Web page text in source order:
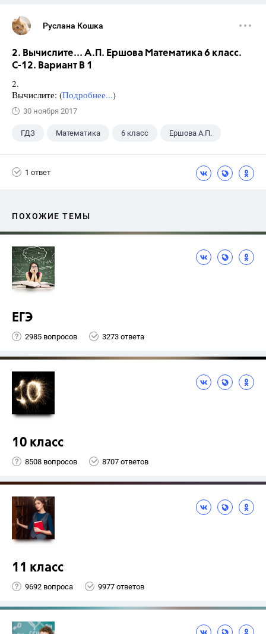
Руслана Кошка
2. Вычислите... А.П. Ершова Математика 6 класс.
С-12. Вариант В 1
2.
Вычислите: (Подробнее...)
30 ноября 2017
ГДЗ Математика 6 класс Ершова А.П.
1 ответ
ПОХОЖИЕ ТЕМЫ
ЕГЭ
2985 вопросов 3273 ответа
10 класс
8508 вопросов 8707 ответов
11 класс
9692 вопроса 9977 ответов